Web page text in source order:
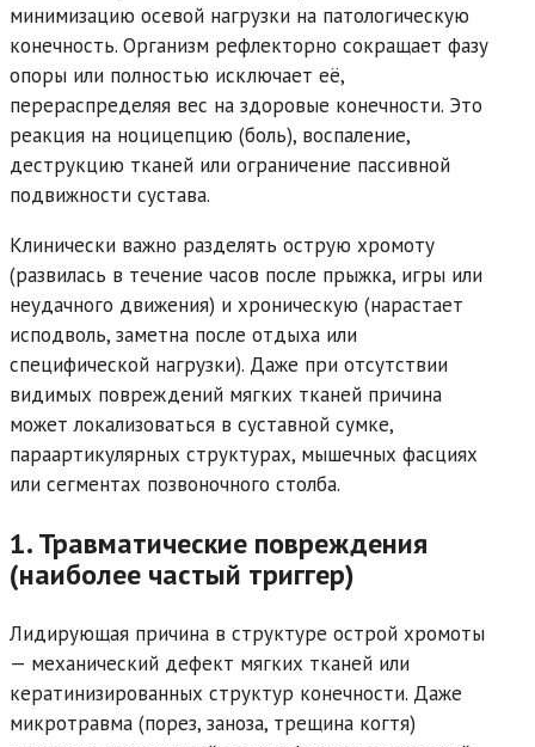
минимизацию осевой нагрузки на патологическую
конечность. Организм рефлекторно сокращает фазу
опоры или полностью исключает её,
перераспределяя вес на здоровые конечности. Это
реакция на ноцицепцию (боль), воспаление,
деструкцию тканей или ограничение пассивной
подвижности сустава.
Клинически важно разделять острую хромоту
(развилась в течение часов после прыжка, игры или
неудачного движения) и хроническую (нарастает
исподволь, заметна после отдыха или
специфической нагрузки). Даже при отсутствии
видимых повреждений мягких тканей причина
может локализоваться в суставной сумке,
параартикулярных структурах, мышечных фасциях
или сегментах позвоночного столба.
1. Травматические повреждения
(наиболее частый триггер)
Лидирующая причина в структуре острой хромоты
— механический дефект мягких тканей или
кератинизированных структур конечности. Даже
микротравма (порез, заноза, трещина когтя)